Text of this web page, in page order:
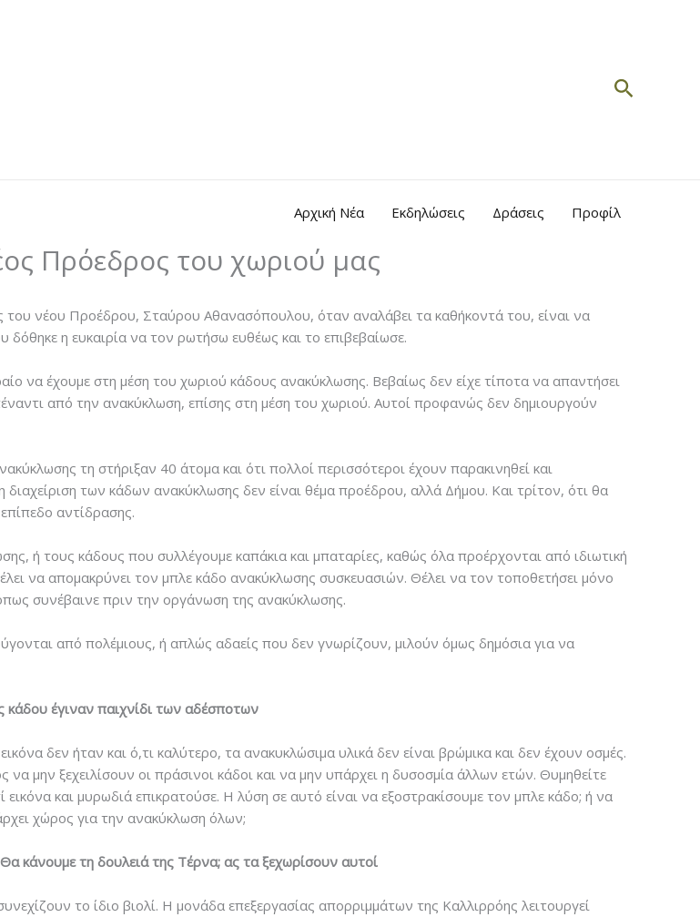
Search
Αρχική Νέα Εκδηλώσεις Δράσεις Προφίλ
Πρόεδρος του χωριού μας
νέου Προέδρου, Σταύρου Αθανασόπουλου, όταν αναλάβει τα καθήκοντά του, είναι να
η ευκαιρία να τον ρωτήσω ευθέως και το επιβεβαίωσε.
να έχουμε στη μέση του χωριού κάδους ανακύκλωσης. Βεβαίως δεν είχε τίποτα να απαντήσει
από την ανακύκλωση, επίσης στη μέση του χωριού. Αυτοί προφανώς δεν δημιουργούν
τη στήριξαν 40 άτομα και ότι πολλοί περισσότεροι έχουν παρακινηθεί και
των κάδων ανακύκλωσης δεν είναι θέμα προέδρου, αλλά Δήμου. Και τρίτον, ότι θα
αντίδρασης.
ή τους κάδους που συλλέγουμε καπάκια και μπαταρίες, καθώς όλα προέρχονται από ιδιωτική
να απομακρύνει τον μπλε κάδο ανακύκλωσης συσκευασιών. Θέλει να τον τοποθετήσει μόνο
συνέβαινε πριν την οργάνωση της ανακύκλωσης.
από πολέμιους, ή απλώς αδαείς που δεν γνωρίζουν, μιλούν όμως δημόσια για να
κάδου έγιναν παιχνίδι των αδέσποτων
δεν ήταν και ό,τι καλύτερο, τα ανακυκλώσιμα υλικά δεν είναι βρώμικα και δεν έχουν οσμές.
μην ξεχειλίσουν οι πράσινοι κάδοι και να μην υπάρχει η δυσοσμία άλλων ετών. Θυμηθείτε
και μυρωδιά επικρατούσε. Η λύση σε αυτό είναι να εξοστρακίσουμε τον μπλε κάδο; ή να
χώρος για την ανακύκλωση όλων;
κάνουμε τη δουλειά της Τέρνα; ας τα ξεχωρίσουν αυτοί
το ίδιο βιολί. Η μονάδα επεξεργασίας απορριμμάτων της Καλλιρρόης λειτουργεί